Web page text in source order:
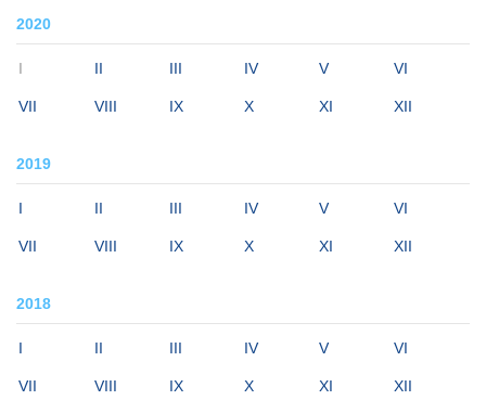
2020
I II III IV V VI
VII VIII IX X XI XII
2019
I II III IV V VI
VII VIII IX X XI XII
2018
I II III IV V VI
VII VIII IX X XI XII